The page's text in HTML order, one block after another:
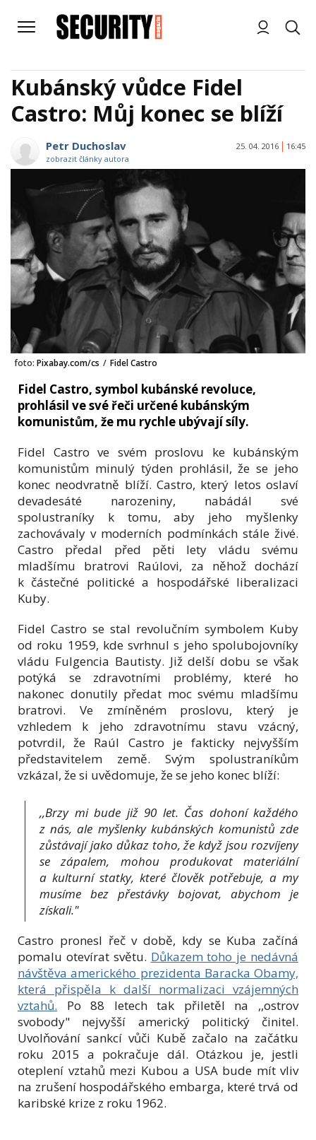
Kubánský vůdce Fidel
Castro: Můj konec se blíží
Petr Duchoslav
zobrazit články autora
25. 04. 2016 16:45
foto: Pixabay.com/cs / Fidel Castro
Fidel Castro, symbol kubánské revoluce,
prohlásil ve své řeči určené kubánským
komunistům, že mu rychle ubývají síly.
Fidel Castro ve svém proslovu ke kubánským
komunistům minulý týden prohlásil, že se jeho
konec neodvratně blíží. Castro, který letos oslaví
devadesáté narozeniny, nabádál své
spolustraníky k tomu, aby jeho myšlenky
zachovávaly v moderních podmínkách stále živé.
Castro předal před pěti lety vládu svému
mladšímu bratrovi Raúlovi, za něhož dochází
k částečné politické a hospodářské liberalizaci
Kuby.
Fidel Castro se stal revolučním symbolem Kuby
od roku 1959, kde svrhnul s jeho spolubojovníky
vládu Fulgencia Bautisty. Již delší dobu se však
potýká se zdravotními problémy, které ho
nakonec donutily předat moc svému mladšímu
bratrovi. Ve zmíněném proslovu, který je
vzhledem k jeho zdravotnímu stavu vzácný,
potvrdil, že Raúl Castro je fakticky nejvyšším
představitelem země. Svým spolustraníkům
vzkázal, že si uvědomuje, že se jeho konec blíží:
,,Brzy mi bude již 90 let. Čas dohoní každého
z nás, ale myšlenky kubánských komunistů zde
zůstávají jako důkaz toho, že když jsou rozvíjeny
se zápalem, mohou produkovat materiální
a kulturní statky, které člověk potřebuje, a my
musíme bez přestávky bojovat, abychom je
získali."
Castro pronesl řeč v době, kdy se Kuba začíná
pomalu otevírat světu. Důkazem toho je nedávná
návštěva amerického prezidenta Baracka Obamy,
která přispěla k další normalizaci vzájemných
vztahů. Po 88 letech tak přiletěl na ,,ostrov
svobody" nejvyšší americký politický činitel.
Uvolňování sankcí vůči Kubě začalo na začátku
roku 2015 a pokračuje dál. Otázkou je, jestli
oteplení vztahů mezi Kubou a USA bude mít vliv
na zrušení hospodářského embarga, které trvá od
karibské krize z roku 1962.